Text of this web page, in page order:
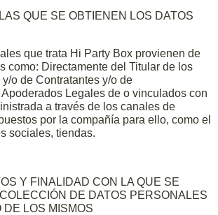
QUE SE OBTIENEN LOS DATOS
que trata Hi Party Box provienen de
como: Directamente del Titular de los
o de Contratantes y/o de
Legales de o vinculados con
a través de los canales de
por la compañía para ello, como el
sociales, tiendas.
Y FINALIDAD CON LA QUE SE
DE DATOS PERSONALES
DE LOS MISMOS